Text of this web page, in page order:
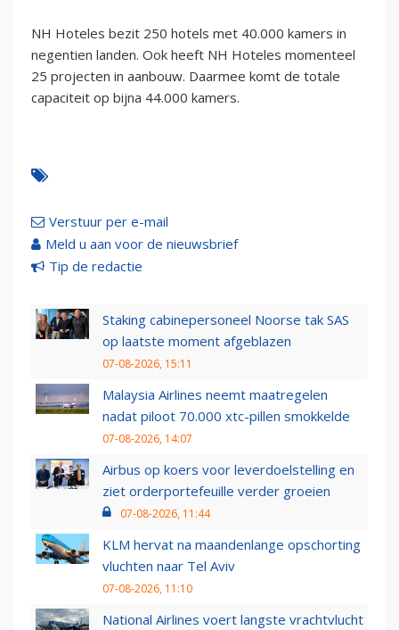
NH Hoteles bezit 250 hotels met 40.000 kamers in
negentien landen. Ook heeft NH Hoteles momenteel
25 projecten in aanbouw. Daarmee komt de totale
capaciteit op bijna 44.000 kamers.
Verstuur per e-mail
Meld u aan voor de nieuwsbrief
Tip de redactie
Staking cabinepersoneel Noorse tak SAS
op laatste moment afgeblazen
07-08-2026, 15:11
Malaysia Airlines neemt maatregelen
nadat piloot 70.000 xtc-pillen smokkelde
07-08-2026, 14:07
Airbus op koers voor leverdoelstelling en
ziet orderportefeuille verder groeien
07-08-2026, 11:44
KLM hervat na maandenlange opschorting
vluchten naar Tel Aviv
07-08-2026, 11:10
National Airlines voert langste vrachtvlucht